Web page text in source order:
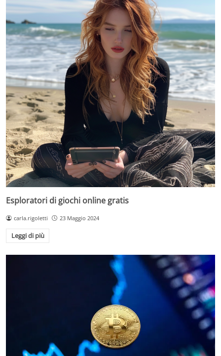
Esploratori di giochi online gratis
carla.rigoletti 23 Maggio 2024
Leggi di più